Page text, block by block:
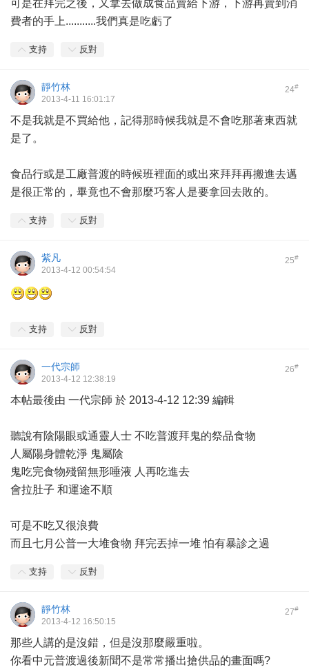
可是在拜完之後，又拿去做成食品賣給下游，下游再賣到消
費者的手上...........我們真是吃虧了
支持 反對
24#
靜竹林
2013-4-11 16:01:17
不是我就是不買給他，記得那時候我就是不會吃那著東西就
是了。
食品行或是工廠普渡的時候班裡面的或出來拜拜再搬進去邁
是很正常的，畢竟也不會那麼巧客人是要拿回去敗的。
支持 反對
25#
紫凡
2013-4-12 00:54:54
支持 反對
26#
一代宗師
2013-4-12 12:38:19
本帖最後由 一代宗師 於 2013-4-12 12:39 編輯
聽說有陰陽眼或通靈人士 不吃普渡拜鬼的祭品食物
人屬陽身體乾淨 鬼屬陰
鬼吃完食物殘留無形唾液 人再吃進去
會拉肚子 和運途不順
可是不吃又很浪費
而且七月公普一大堆食物 拜完丟掉一堆 怕有暴診之過
支持 反對
27#
靜竹林
2013-4-12 16:50:15
那些人講的是沒錯，但是沒那麼嚴重啦。
你看中元普渡過後新聞不是常常播出搶供品的畫面嗎?